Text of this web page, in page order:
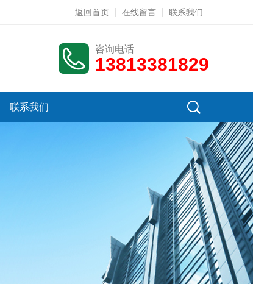
返回首页 在线留言 联系我们
咨询电话
13813381829
联系我们